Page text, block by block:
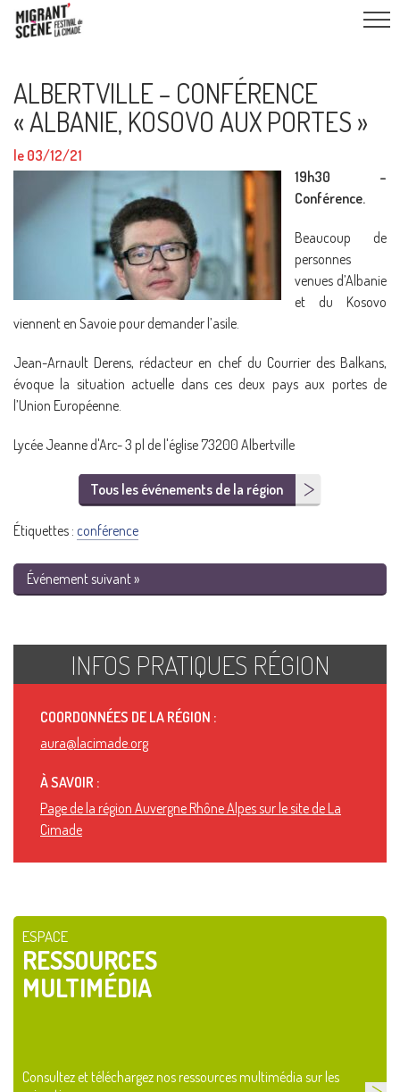
ALBERTVILLE – CONFÉRENCE
« ALBANIE, KOSOVO AUX PORTES »
le 03/12/21
19h30 –
Conférence.
Beaucoup de
personnes
venues d’Albanie
et du Kosovo
viennent en Savoie pour demander l’asile.
Jean-Arnault Derens, rédacteur en chef du Courrier des Balkans,
évoque la situation actuelle dans ces deux pays aux portes de
l’Union Européenne.
Lycée Jeanne d'Arc- 3 pl de l'église 73200 Albertville
Tous les événements de la région
Étiquettes : conférence
Événement suivant »
INFOS PRATIQUES RÉGION
COORDONNÉES DE LA RÉGION :
aura@lacimade.org
À SAVOIR :
Page de la région Auvergne Rhône Alpes sur le site de La
Cimade
ESPACE
RESSOURCES
MULTIMÉDIA
Consultez et téléchargez nos ressources multimédia sur les